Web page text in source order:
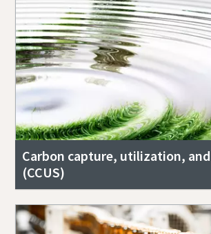
Carbon capture, utilization,
(CCUS)